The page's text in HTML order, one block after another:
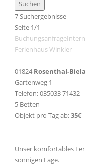
7 Suchergebnisse
Seite 1/1
Buchungsanfrage
Ferienhaus Winkler
01824 Rosenthal-
Gartenweg 1
Telefon: 035033 71432
5 Betten
Objekt pro Tag ab:35€
Unser komfortables
sonnigen Lage.